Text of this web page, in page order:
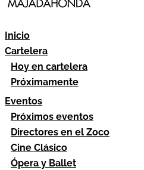
Inicio
Cartelera
Hoy en cartelera
Próximamente
Eventos
Próximos eventos
Directores en el Zoco
Cine Clásico
Ópera y Ballet